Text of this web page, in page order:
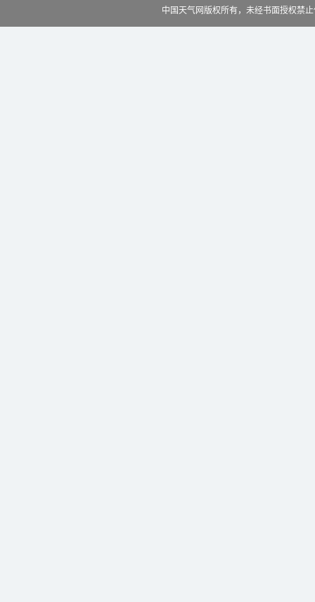
中国天气网版权所有，未经书面授权